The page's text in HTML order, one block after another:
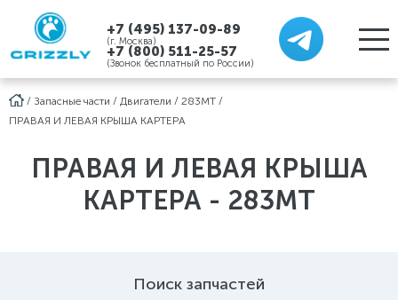
+7 (495) 137-09-89
(г. Москва)
+7 (800) 511-25-57
(Звонок бесплатный по России)
/ Запасные части / Двигатели / 283MT /
ПРАВАЯ И ЛЕВАЯ КРЫША КАРТЕРА
ПРАВАЯ И ЛЕВАЯ КРЫША
КАРТЕРА - 283MT
Поиск запчастей